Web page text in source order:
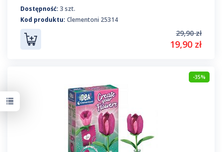
Dostępność: 3 szt.
Kod produktu: Clementoni 25314
29,90 zł
19,90 zł
-35%